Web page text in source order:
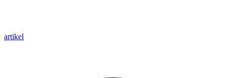
artikel